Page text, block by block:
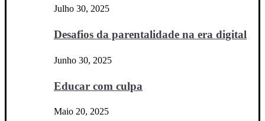
Julho 30, 2025
Desafios da parentalidade na era digital
Junho 30, 2025
Educar com culpa
Maio 20, 2025